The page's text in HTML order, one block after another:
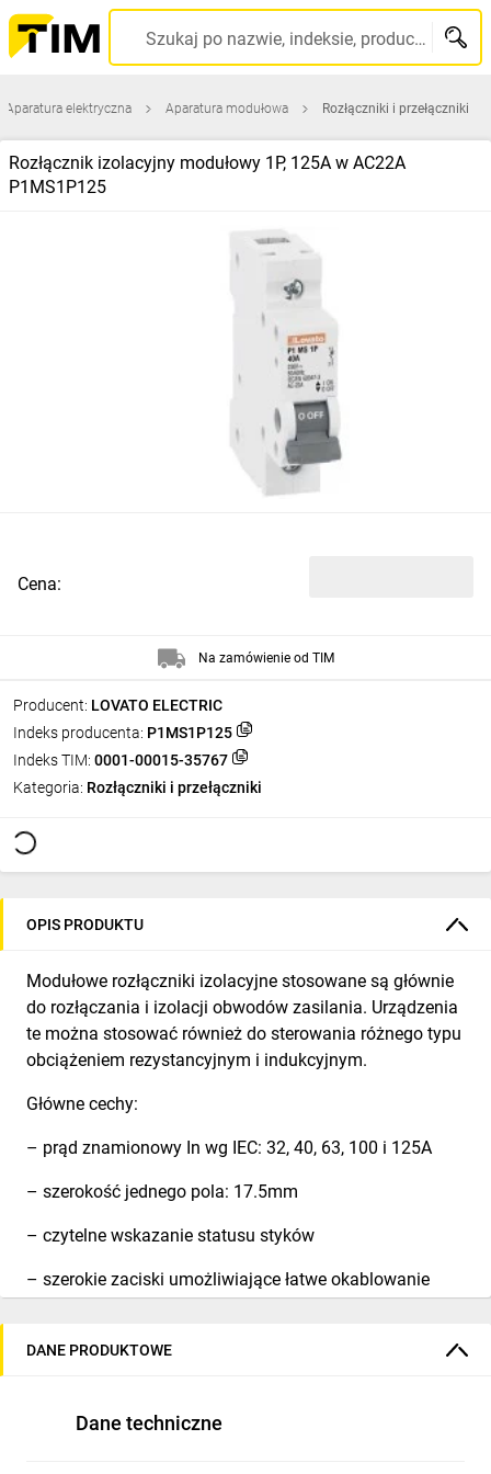
Szukaj po nazwie, indeksie, producencie, kodzie kreskowym...
Aparatura elektryczna Aparatura modułowa Rozłączniki i przełączniki
Rozłącznik izolacyjny modułowy 1P, 125A w AC22A
P1MS1P125
Producent: LOVATO ELECTRIC
Indeks producenta: P1MS1P125
Indeks TIM: 0001-00015-35767
Kategoria: Rozłączniki i przełączniki
Cena:
Na zamówienie od TIM
OPIS PRODUKTU
Modułowe rozłączniki izolacyjne stosowane są głównie
do rozłączania i izolacji obwodów zasilania. Urządzenia
te można stosować również do sterowania różnego typu
obciążeniem rezystancyjnym i indukcyjnym.
Główne cechy:
– prąd znamionowy In wg IEC: 32, 40, 63, 100 i 125A
– szerokość jednego pola: 17.5mm
– czytelne wskazanie statusu styków
– szerokie zaciski umożliwiające łatwe okablowanie
stronie rozłącznika i mechanizm blokujący dźwignię
Charakterystyka robocza
DANE PRODUKTOWE
Dane techniczne